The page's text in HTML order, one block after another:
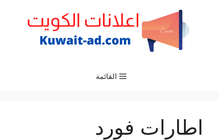
القائمة
اطارات فورد